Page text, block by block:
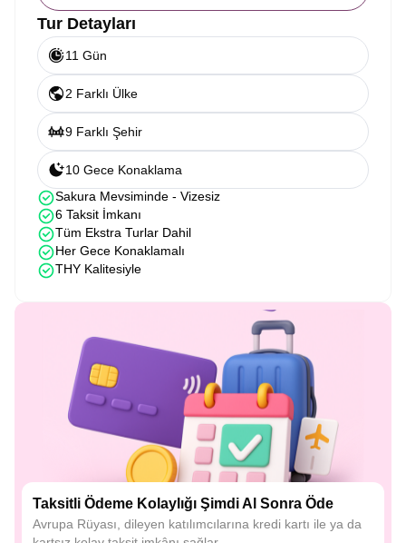
Tur Detayları
11 Gün
2 Farklı Ülke
9 Farklı Şehir
10 Gece Konaklama
Sakura Mevsiminde - Vizesiz
6 Taksit İmkanı
Tüm Ekstra Turlar Dahil
Her Gece Konaklamalı
THY Kalitesiyle
Taksitli Ödeme Kolaylığı Şimdi Al Sonra Öde
Avrupa Rüyası, dileyen katılımcılarına kredi kartı ile ya da